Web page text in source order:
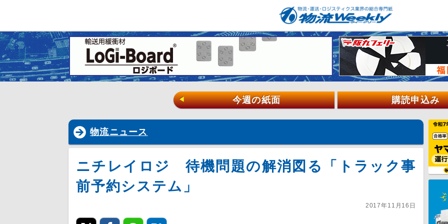
◀ 今週の紙面 購読申込み
物流ニュース
ニチレイロジ 待機問題の解消図る「トラック事
前予約システム」
2017年11月16日